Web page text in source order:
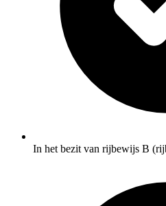
In het bezit van rijbewijs B